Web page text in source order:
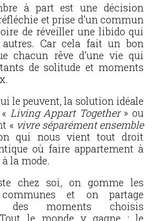
à part est une décision
et prise d’un commun
de réveiller une libido qui
Car cela fait un bon
chacun rêve d’une vie qui
de solitude et moments
le peuvent, la solution idéale
Living Appart Together» ou
« vivre séparément ensemble
qui nous vient tout droit
où faire appartement à
la mode.
chez soi, on gomme les
communes et on partage
des moments choisis
le monde y gagne : le